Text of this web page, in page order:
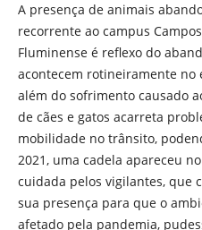
A presença de animais
recorrente ao campus
Fluminense é reflexo do
acontecem rotineiramente no
além do sofrimento causado
de cães e gatos acarreta
mobilidade no trânsito,
2021, uma cadela apareceu
cuidada pelos vigilantes, que
sua presença para que o
afetado pela pandemia,